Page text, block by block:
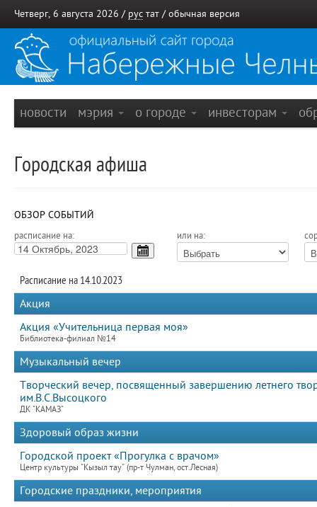
Четверг, 6 августа 2026 / рус тат / обычная версия
новости мэрия о городе инвесторам
Городская афиша
ОБЗОР СОБЫТИЙ
расписание на: или на:
Расписание на 14.10.2023
Акция
Акция «Учительница первая моя»
Библиотека-филиал №14
Музыкальный вечер
Творческий вечер, посвященный завершению летнего
им.В.С.Высоцкого
ДК "КАМАЗ"
Здоровый образ жизни
Городской проект «Прогулка с врачом»
Центр культуры "Кызыл тау" (пр-т Чулман, ост.Лесная)
Городские праздники, мероприятия